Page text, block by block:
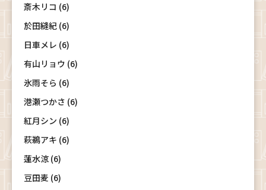
斎木リコ (6)
於田縫紀 (6)
日車メレ (6)
有山リョウ (6)
氷雨そら (6)
港瀬つかさ (6)
紅月シン (6)
萩鵜アキ (6)
蓮水涼 (6)
豆田麦 (6)